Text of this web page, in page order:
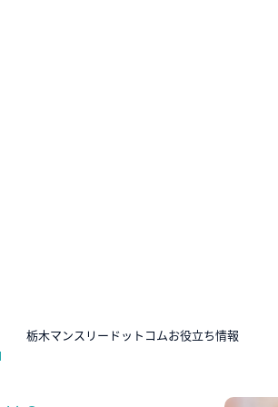
栃木マンスリードットコムお役立ち情報